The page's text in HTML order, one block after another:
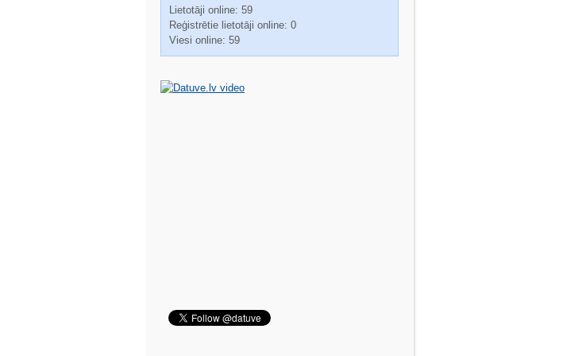
Lietotāji online: 59
Reģistrētie lietotāji online: 0
Viesi online: 59